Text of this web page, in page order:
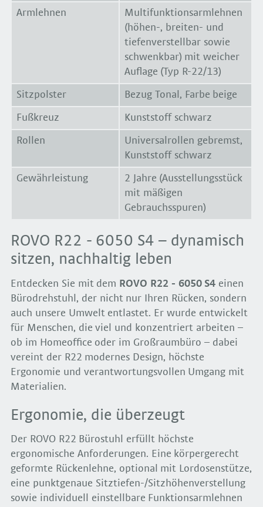
Armlehnen
Multifunktionsarmlehnen
(höhen-, breiten- und
tiefenverstellbar sowie
schwenkbar) mit weicher
Auflage (Typ R-22/13)
Sitzpolster Bezug Tonal, Farbe beige
Fußkreuz Kunststoff schwarz
Rollen
Universalrollen gebremst,
Kunststoff schwarz
Gewährleistung
2 Jahre (Ausstellungsstück
mit mäßigen
Gebrauchsspuren)
ROVO R22 - 6050 S4 – dynamisch
sitzen, nachhaltig leben
Entdecken Sie mit dem ROVO R22 - 6050 S4 einen
Bürodrehstuhl, der nicht nur Ihren Rücken, sondern
auch unsere Umwelt entlastet. Er wurde entwickelt
für Menschen, die viel und konzentriert arbeiten –
ob im Homeoffice oder im Großraumbüro – dabei
vereint der R22 modernes Design, höchste
Ergonomie und verantwortungsvollen Umgang mit
Materialien.
Ergonomie, die überzeugt
Der ROVO R22 Bürostuhl erfüllt höchste
ergonomische Anforderungen. Eine körpergerecht
geformte Rückenlehne, optional mit Lordosenstütze,
eine punktgenaue Sitztiefen-/Sitzhöhenverstellung
sowie individuell einstellbare Funktionsarmlehnen